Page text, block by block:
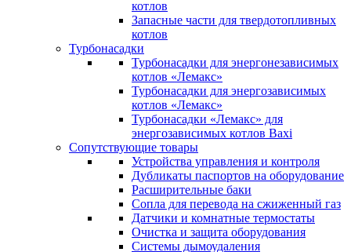
котлов
Запасные части для твердотопливных
котлов
Турбонасадки
Турбонасадки для энергонезависимых
котлов «Лемакс»
Турбонасадки для энергозависимых
котлов «Лемакс»
Турбонасадки «Лемакс» для
энергозависимых котлов Baxi
Сопутствующие товары
Устройства управления и контроля
Дубликаты паспортов на оборудование
Расширительные баки
Сопла для перевода на сжиженный газ
Датчики и комнатные термостаты
Очистка и защита оборудования
Системы дымоудаления